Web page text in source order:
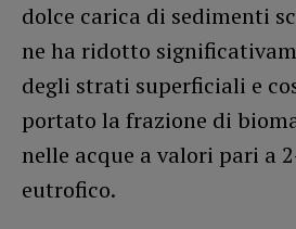
dolce carica di sedimenti
ne ha ridotto
degli strati superficiali e
portato la frazione di
nelle acque a valori pari a
eutrofico.